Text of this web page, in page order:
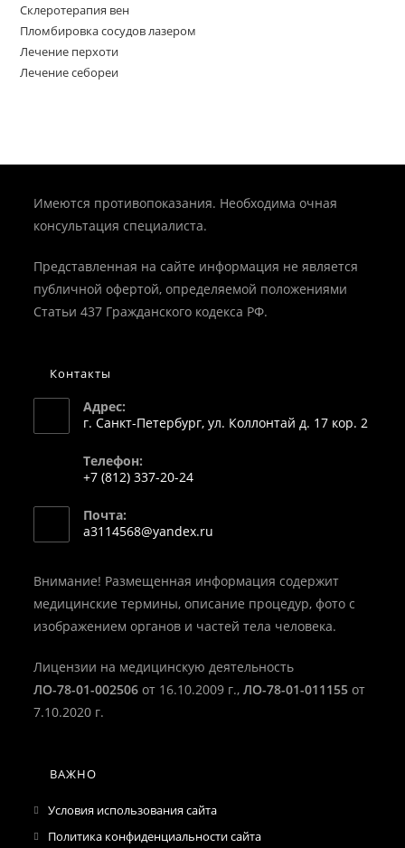
Склеротерапия вен
Пломбировка сосудов лазером
Лечение перхоти
Лечение себореи
Имеются противопоказания. Необходима очная
консультация специалиста.
Представленная на сайте информация не является
публичной офертой, определяемой положениями
Статьи 437 Гражданского кодекса РФ.
Контакты
Адрес:
г. Санкт-Петербург, ул. Коллонтай д. 17 кор. 2
Телефон:
+7 (812) 337-20-24
в
вашем
Почта:
a3114568@yandex.ru
приложении
Внимание! Размещенная информация содержит
медицинские термины, описание процедур, фото с
изображением органов и частей тела человека.
Лицензии на медицинскую деятельность
ЛО-78-01-002506 от 16.10.2009 г.,ЛО-78-01-011155 от
7.10.2020 г.
ВАЖНО
Условия использования сайта
Политика конфиденциальности сайта